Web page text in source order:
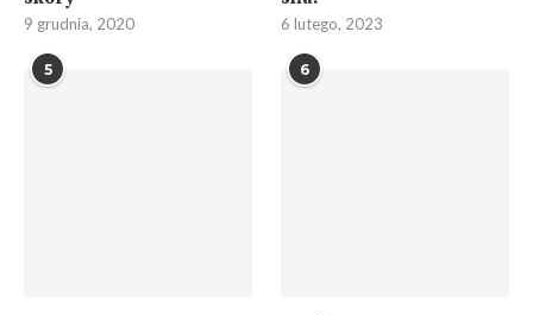
9 grudnia, 2020 6 lutego, 2023
5 6